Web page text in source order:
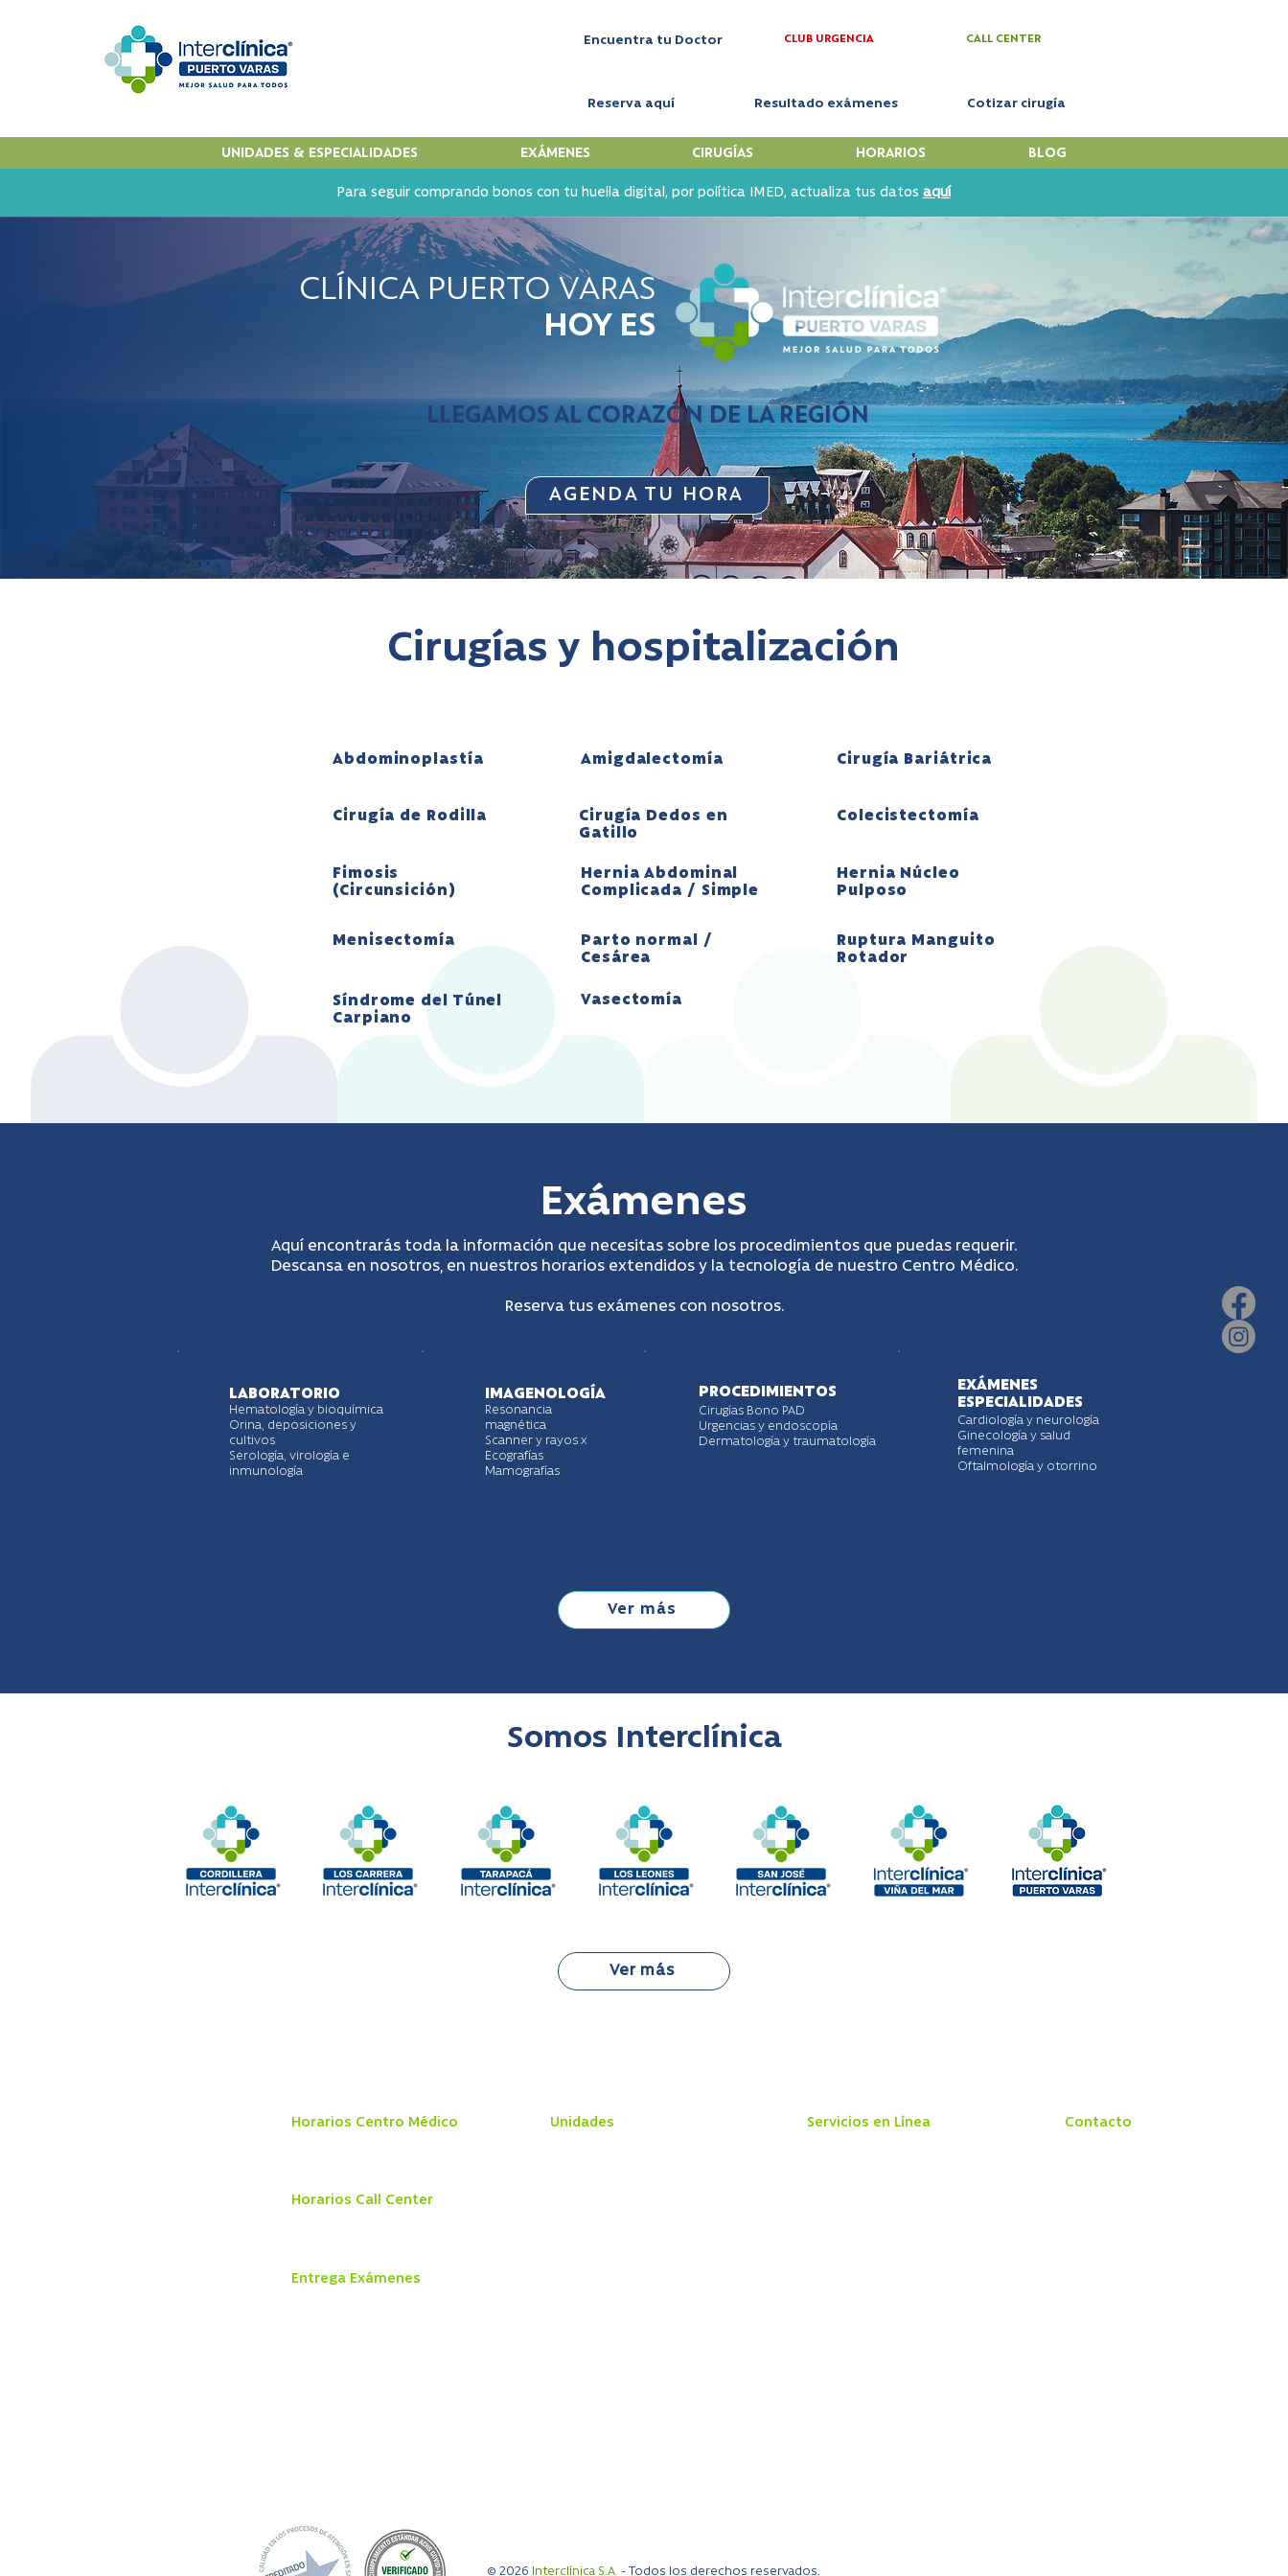
Encuentra tu Doctor CLUB URGENCIA
Reserva aquí Resultado exámenes
CALL CENTER
Cotizar cirugía
UNIDADES & ESPECIALIDADES EXÁMENES CIRUGÍAS HORARIOS BLOG
Para seguir comprando bonos con tu huella digital, por política IMED, actualiza tus datos aquí
Interclínica Puerto Varas
CLÍNICA PUERTO VARAS
HOY ES
LLEGAMOS AL CORAZÓN DE LA REGIÓN
AGENDA TU HORA
Cirugías y hospitalización
Abdominoplastía
Cirugía de Rodilla
Fimosis
(Circunsición)
Menisectomía
Síndrome del Túnel
Carpiano
Amigdalectomía
Cirugía Dedos en
Gatillo
Hernia Abdominal
Complicada / Simple
Parto normal /
Cesárea
Vasectomía
Cirugía Bariátrica
Colecistectomía
Hernia Núcleo
Pulposo
Ruptura Manguito
Rotador
Exámenes
Aquí encontrarás toda la información que necesitas sobre los procedimientos que puedas requerir.
Descansa en nosotros, en nuestros horarios extendidos y la tecnología de nuestro Centro Médico.
Reserva tus exámenes con nosotros.
LABORATORIO
Hematología y bioquímica
Orina, deposiciones y
cultivos
Serología, virología e
inmunología
IMAGENOLOGÍA
Resonancia
magnética
Scanner y rayos x
Ecografías
Mamografías
PROCEDIMIENTOS
Cirugías Bono PAD
Urgencias y endoscopía
Dermatología y traumatología
EXÁMENES
ESPECIALIDADES
Cardiología y neurología
Ginecología y salud
femenina
Oftalmología y otorrino
Ver más
Somos Interclínica
Ver más
Horarios Centro Médico
Horarios Call Center
Entrega Exámenes
Unidades Servicios en Línea Contacto
© 2026 Interclínica S.A. - Todos los derechos reservados.